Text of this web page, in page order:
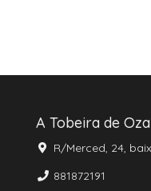
A Tobeira de Oza
R/Merced, 24,
881872191